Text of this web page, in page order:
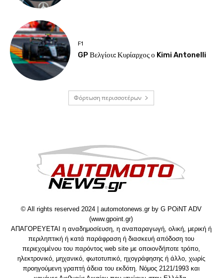
F1
GP Βελγίου: Κυρίαρχος ο Kimi Antonelli
Φόρτωση περισσοτέρων
© All rights reserved 2024 | automotonews.gr by G POiNT ADV
(www.gpoint.gr)
ΑΠΑΓΟΡΕΥΕΤΑΙ η αναδημοσίευση, η αναπαραγωγή, ολική, μερική ή
περιληπτική ή κατά παράφραση ή διασκευή απόδοση του
περιεχομένου του παρόντος web site με οποιονδήποτε τρόπο,
ηλεκτρονικό, μηχανικό, φωτοτυπικό, ηχογράφησης ή άλλο, χωρίς
προηγούμενη γραπτή άδεια του εκδότη. Νόμος 2121/1993 και